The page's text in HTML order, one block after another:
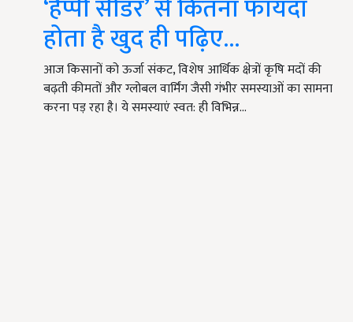
‘हैप्पी सीडर’ से कितना फायदा
होता है खुद ही पढ़िए...
आज किसानों को ऊर्जा संकट, विशेष आर्थिक क्षेत्रों कृषि मदों की
बढ़ती कीमतों और ग्लोबल वार्मिंग जैसी गंभीर समस्याओं का सामना
करना पड़ रहा है। ये समस्याएं स्वत: ही विभिन्न…